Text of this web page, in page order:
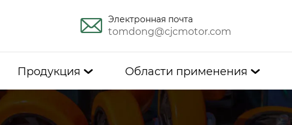
Электронная почта
tomdong@cjcmotor.com
Продукция  Области применения 